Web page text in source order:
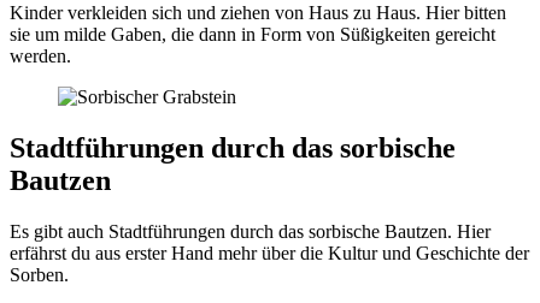
Kinder verkleiden sich und ziehen von Haus zu Haus. Hier bitten
sie um milde Gaben, die dann in Form von Süßigkeiten gereicht
werden.
Stadtführungen durch das sorbische
Bautzen
Es gibt auch Stadtführungen durch das sorbische Bautzen. Hier
erfährst du aus erster Hand mehr über die Kultur und Geschichte der
Sorben.